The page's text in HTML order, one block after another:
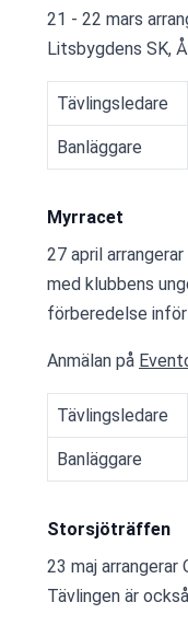
21 - 22 mars
Litsbygdens SK,
Tävlingsledare
Banläggare
Myrracet
27 april
med klubbens
förberedelse
Anmälan på
Tävlingsledare
Banläggare
Storsjöträffen
23 maj
Tävlingen är